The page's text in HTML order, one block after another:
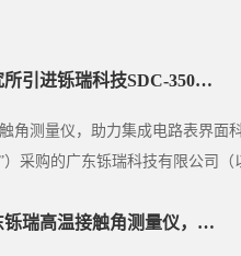
中国科学院微电子研究所引进铄瑞科技SDC-350H接触角测量仪，助力集成电路表界面科学研究
角测量仪，助力集成电路表界面
采购的广东铄瑞科技有限公司（
渭南师范学院引进广东铄瑞高温接触角测量仪，助力材料表面科学研究